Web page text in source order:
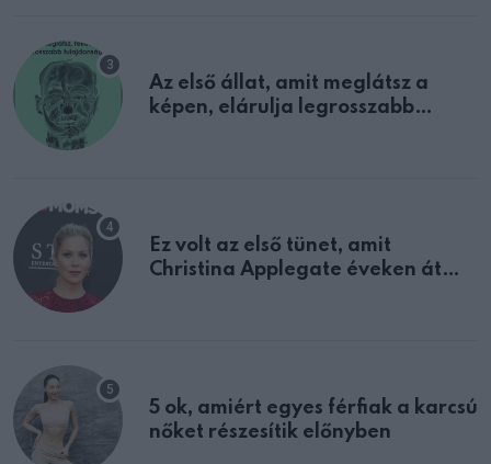
Az első állat, amit meglátsz a
képen, elárulja legrosszabb
Ez volt az első tünet, amit
Christina Applegate éveken át
5 ok, amiért egyes férfiak a karcsú
nőket részesítik előnyben